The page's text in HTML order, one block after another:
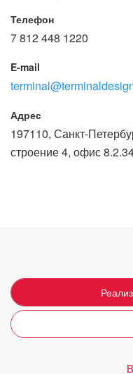
Телефон
7 812 448 1220
E-mail
Адрес
197110, Санкт-
строение 4, офис